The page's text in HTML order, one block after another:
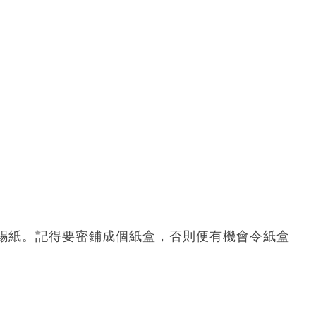
。記得要密鋪成個紙盒，否則便有機會令紙盒